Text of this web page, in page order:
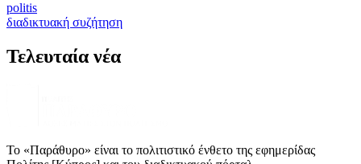
politis
διαδικτυακή συζήτηση
Τελευταία νέα
Το «Παράθυρο» είναι το πολιτιστικό ένθετο της εφημερίδας